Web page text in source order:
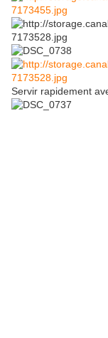
Servir rapidement